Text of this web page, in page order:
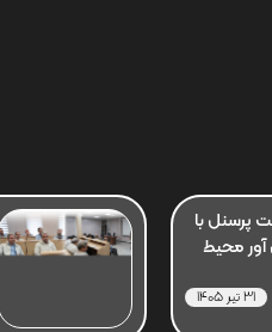
پرسنل با
آور محیط
31 تیر 1405